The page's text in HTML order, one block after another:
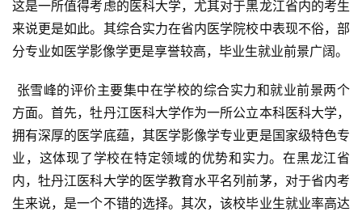
这是一所值得考虑的医科大学，尤其对于黑龙江省内的考生
来说更是如此。其综合实力在省内医学院校中表现不俗，部
分专业如医学影像学更是享誉较高，毕业生就业前景广阔。
方面。首先，牡丹江医科大学作为一所公立本科医科大学，
拥有深厚的医学底蕴，其医学影像学专业更是国家级特色专
业，这体现了学校在特定领域的优势和实力。在黑龙江省
内，牡丹江医科大学的医学教育水平名列前茅，对于省内考
生来说，是一个不错的选择。其次，该校毕业生就业率高达